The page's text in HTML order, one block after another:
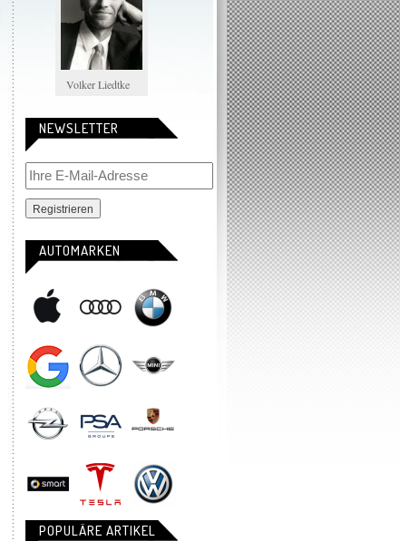
Volker Liedtke
NEWSLETTER
AUTOMARKEN
POPULÄRE ARTIKEL